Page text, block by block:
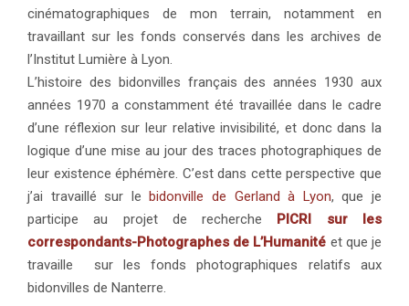
cinématographiques de mon terrain, notamment en
travaillant sur les fonds conservés dans les archives de
l’Institut Lumière à Lyon.
L’histoire des bidonvilles français des années 1930 aux
années 1970 a constamment été travaillée dans le cadre
d’une réflexion sur leur relative invisibilité, et donc dans la
logique d’une mise au jour des traces photographiques de
leur existence éphémère. C’est dans cette perspective que
j’ai travaillé sur lebidonville de Gerland à Lyon, que je
participe au projet de recherche PICRI sur les
correspondants-Photographes de L’Humanité et que je
travaille sur les fonds photographiques relatifs aux
bidonvilles de Nanterre.